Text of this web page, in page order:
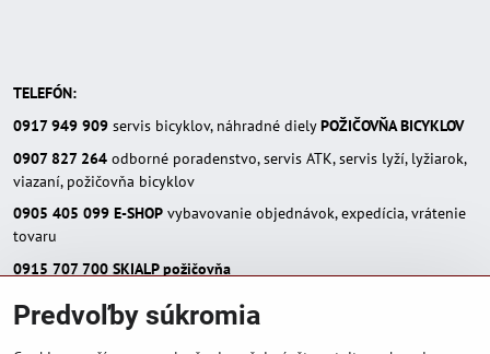
TELEFÓN:
0917 949 909 servis bicyklov, náhradné dielyPOŽIČOVŇA BICYKLOV
0907 827 264 odborné poradenstvo, servis ATK, servis lyží, lyžiarok,
viazaní, požičovňa bicyklov
0905 405 099 E-SHOP vybavovanie objednávok, expedícia, vrátenie
tovaru
0915 707 700 SKIALP požičovňa
E-MAIL:
eshop(zavináč)skialpinista.sk
Predvoľby súkromia